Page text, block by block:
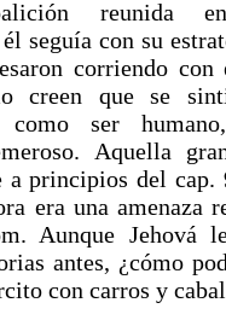
reunida
seguía con su
corriendo con
creen que se
como ser
Aquella
a principios del cap.
era una amenaza
Aunque Jehová
antes, ¿cómo
con carros y